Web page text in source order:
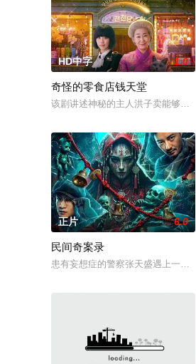
HD中字 1.0
奇怪的零食店钱天堂
该剧讲述神秘的主人洪子卖能够实
正片 6.0
民间奇案录
患有妄想症的警察张天盛遇上一起